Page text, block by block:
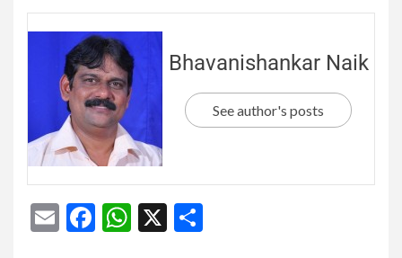
Bhavanishankar Naik
See author's posts
EmailFacebook
WhatsApp
X